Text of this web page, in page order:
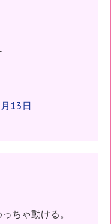
13日
ちゃ動ける。